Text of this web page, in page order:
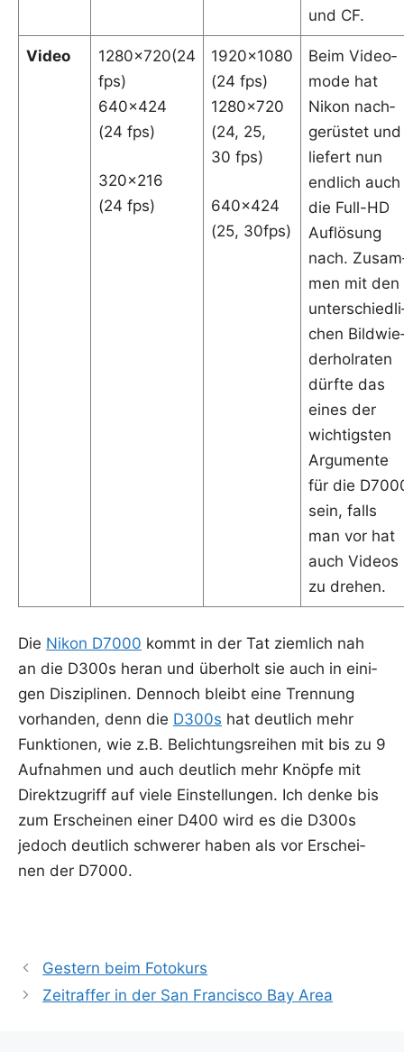
und CF.
Video
1280x720(24
fps)
640x424
(24 fps)
320x216
(24 fps)
1920x1080
(24 fps)
1280x720
(24, 25,
30 fps)
640x424
(25, 30fps)
Beim Video­
mo­de hat
Nikon nach­
ge­rüs­tet und
lie­fert nun
end­lich auch
die Full-HD
Auf­lö­sung
nach.
men mit den
chen
der­hol­ra­ten
dürf­te das
eines der
wich­tigs­ten
Argu­men­te
für die
sein, falls
man vor hat
auch Vide­os
zu drehen.
Die Nikon D7000 kommt in der Tat ziem­lich nah
an die D300s her­an und über­holt sie auch in eini­
gen Dis­zi­pli­nen. Den­noch bleibt eine Tren­nung
vor­han­den, denn die D300s hat deut­lich mehr
Funk­tio­nen, wie z.B. Belich­tungs­rei­hen mit bis zu 9
Auf­nah­men und auch deut­lich mehr Knöp­fe mit
Direkt­zu­griff auf vie­le Ein­stel­lun­gen. Ich den­ke bis
zum Erschei­nen einer D400 wird es die D300s
jedoch deut­lich schwe­rer haben als vor Erschei­
nen der D7000.
Gestern beim Fotokurs
Zeitraffer in der San Francisco Bay Area